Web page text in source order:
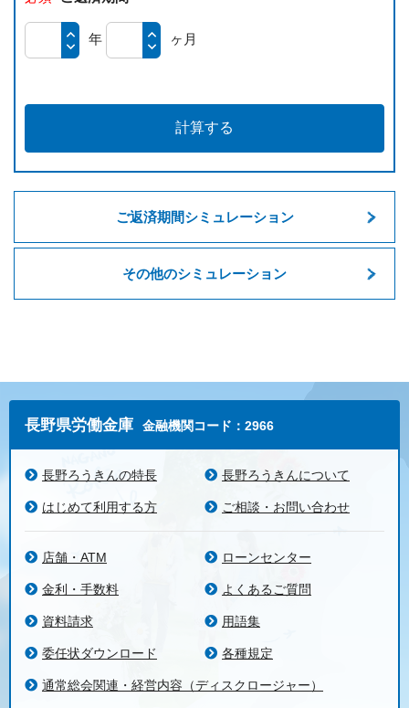
年 ヶ月
計算する
ご返済期間シミュレーション
その他のシミュレーション
長野県労働金庫 金融機関コード：2966
長野ろうきんの特長 長野ろうきんについて
はじめて利用する方 ご相談・お問い合わせ
店舗・ATM ローンセンター
金利・手数料 よくあるご質問
資料請求 用語集
委任状ダウンロード 各種規定
通常総会関連・経営内容（ディスクロージャー）